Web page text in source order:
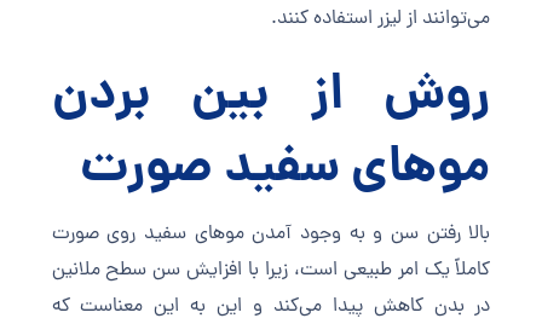
می‌توانند از لیزر استفاده کنند.
روش از بین بردن
موهای سفید صورت
بالا رفتن سن و به وجود آمدن موهای سفید روی صورت
کاملاً یک امر طبیعی است، زیرا با افزایش سن سطح ملانین
در بدن کاهش پیدا می‌کند و این به این معناست که